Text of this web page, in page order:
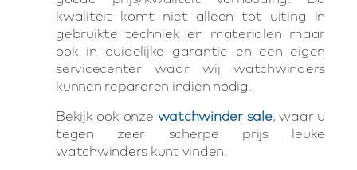
kwaliteit komt niet alleen tot uiting in
gebruikte techniek en materialen maar
ook in duidelijke garantie en een eigen
servicecenter waar wij watchwinders
kunnen repareren indien nodig.
Bekijk ook onze watchwinder sale, waar u
tegen zeer scherpe prijs leuke
watchwinders kunt vinden.